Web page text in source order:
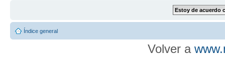
Índice general
Volver a